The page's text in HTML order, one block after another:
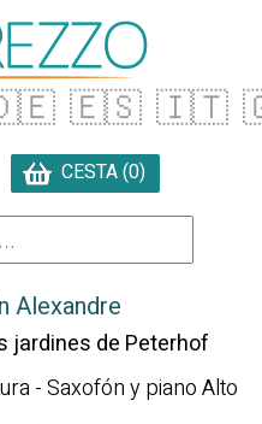
🇪🇸 🇮🇹
CESTA (0)
Alexandre
jardines de Peterhof
- Saxofón y piano Alto